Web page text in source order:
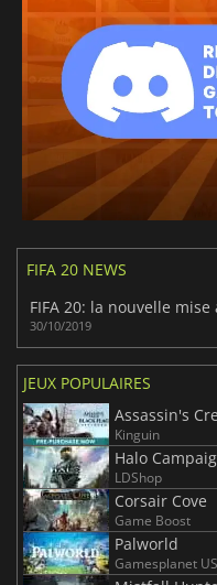
FIFA 20 NEWS
30/10/2019
JEUX POPULAIRES
Assassin's
Kinguin
Halo
LDShop
Corsair Cove
Game Boost
Palworld
Gamesplanet US